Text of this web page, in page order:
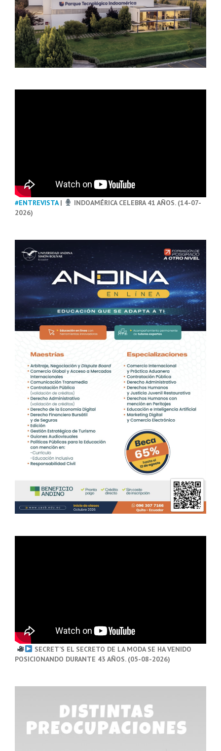
#ENTREVISTA|
INDOAMÉRICA CELEBRA 41 AÑOS. (14-07-
2026)
SECRET’S EL SECRETO DE LA MODA SE HA VENIDO
POSICIONANDO DURANTE 43 AÑOS. (05-08-2026)